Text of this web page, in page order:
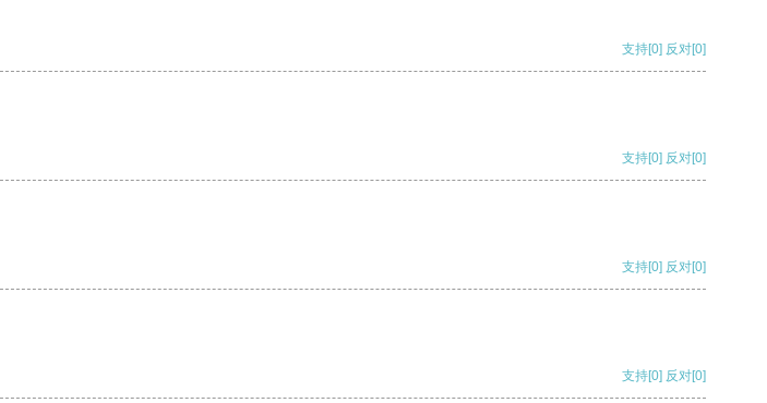
支持[0] 反对[0]
支持[0] 反对[0]
支持[0] 反对[0]
支持[0] 反对[0]